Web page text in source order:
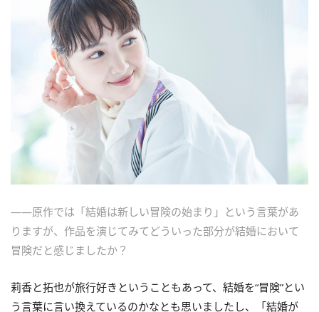
――原作では「結婚は新しい冒険の始まり」という言葉があ
りますが、作品を演じてみてどういった部分が結婚において
冒険だと感じましたか？
莉香と拓也が旅行好きということもあって、結婚を“冒険”とい
う言葉に言い換えているのかなとも思いましたし、「結婚が